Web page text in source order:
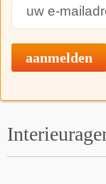
aanmelden